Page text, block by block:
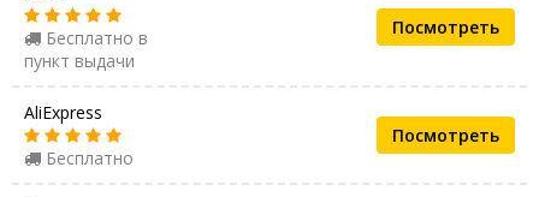
Бесплатно в
пункт выдачи
Посмотреть
AliExpress
Бесплатно
Посмотреть